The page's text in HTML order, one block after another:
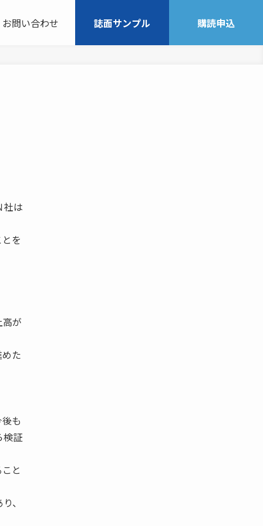
お問い合わせ 誌面サンプル 購読申込
は
を
が
た
も
検証
と
、